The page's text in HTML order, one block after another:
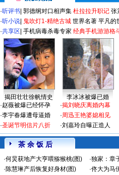
·听评书 郭德纲对口相声集 杜拉拉升职记 张
·听小说 鬼吹灯1-精绝古城 世界名著 平凡的
·共享区 手机病毒杀毒专家 经典手机游游格
揭田壮壮徐帆情史 李冰冰被爆已婚
·赵薇被爆已经怀孕
·李宇春爆遭母逼婚
·圣诞节明信片八折
·揭刘晓庆离婚内幕
·周迅王艳婆媳相见
·刘嘉玲自曝正造人
茶 余 饭 后
·何炅获地产大亨喂猕猴桃(图) ·独家：章
·陈慧琳产后恢复好身材(图) ·佟大为马